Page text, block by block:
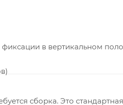
в вертикальном
сборка. Это